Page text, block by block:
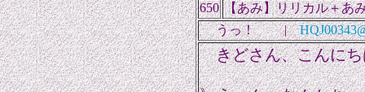
650 【あみ】リリカル＋あ
うっ！ |
きどさん、こんにち